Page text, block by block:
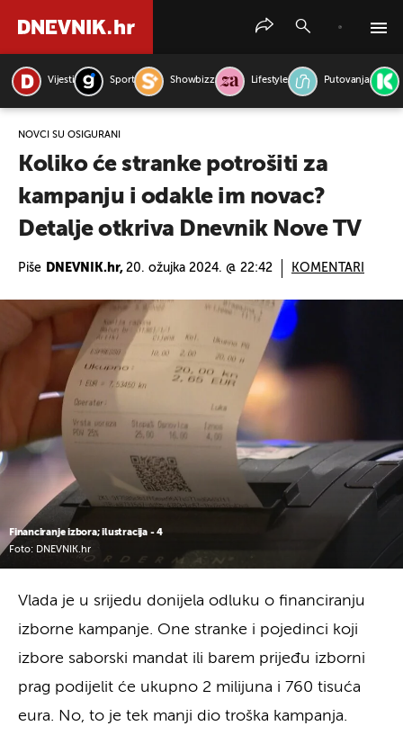
Vijesti Sport Showbizz Lifestyle Putovanja
NOVCI SU OSIGURANI
Koliko će stranke potrošiti za
kampanju i odakle im novac?
Detalje otkriva Dnevnik Nove TV
Piše DNEVNIK.hr, 20. ožujka 2024. @ 22:42 KOMENTARI
Financiranje izbora; ilustracija - 4
Foto: DNEVNIK.hr
Vlada je u srijedu donijela odluku o financiranju
izborne kampanje. One stranke i pojedinci koji
izbore saborski mandat ili barem prijeđu izborni
prag podijelit će ukupno 2 milijuna i 760 tisuća
eura. No, to je tek manji dio troška kampanja.
PRETRAŽITE VIJESTI